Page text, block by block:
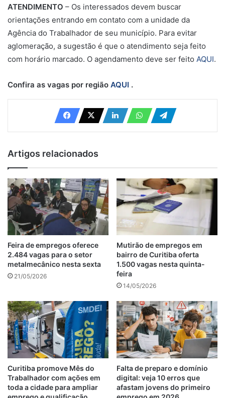
ATENDIMENTO – Os interessados devem buscar
orientações entrando em contato com a unidade da
Agência do Trabalhador de seu município. Para evitar
aglomeração, a sugestão é que o atendimento seja feito
com horário marcado. O agendamento deve ser feito AQUI.
Confira as vagas por região AQUI .
Artigos relacionados
Feira de empregos oferece
2.484 vagas para o setor
metalmecânico nesta sexta
21/05/2026
Mutirão de empregos em
bairro de Curitiba oferta
1.500 vagas nesta quinta-
feira
14/05/2026
Curitiba promove Mês do
Trabalhador com ações em
toda a cidade para ampliar
Falta de preparo e domínio
digital: veja 10 erros que
afastam jovens do primeiro